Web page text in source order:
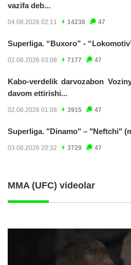
vazifa deb...
04.08.2026 02:11 14238 47
Superliga. “Buxoro” -
02.08.2026 03:08 7177 47
Kabo-verdelik darvozabon
davom ettirishi...
02.08.2026 01:08 3915 47
Superliga. "Dinamo" – "Neftchi"
03.08.2026 20:32 3729 47
MMA (UFC) videolar